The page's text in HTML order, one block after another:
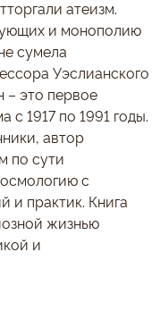
атеизм.
и монополию
сумела
Уэслианского
– это первое
с 1917 по 1991 годы.
автор
по сути
с
и практик. Книга
жизнью
и